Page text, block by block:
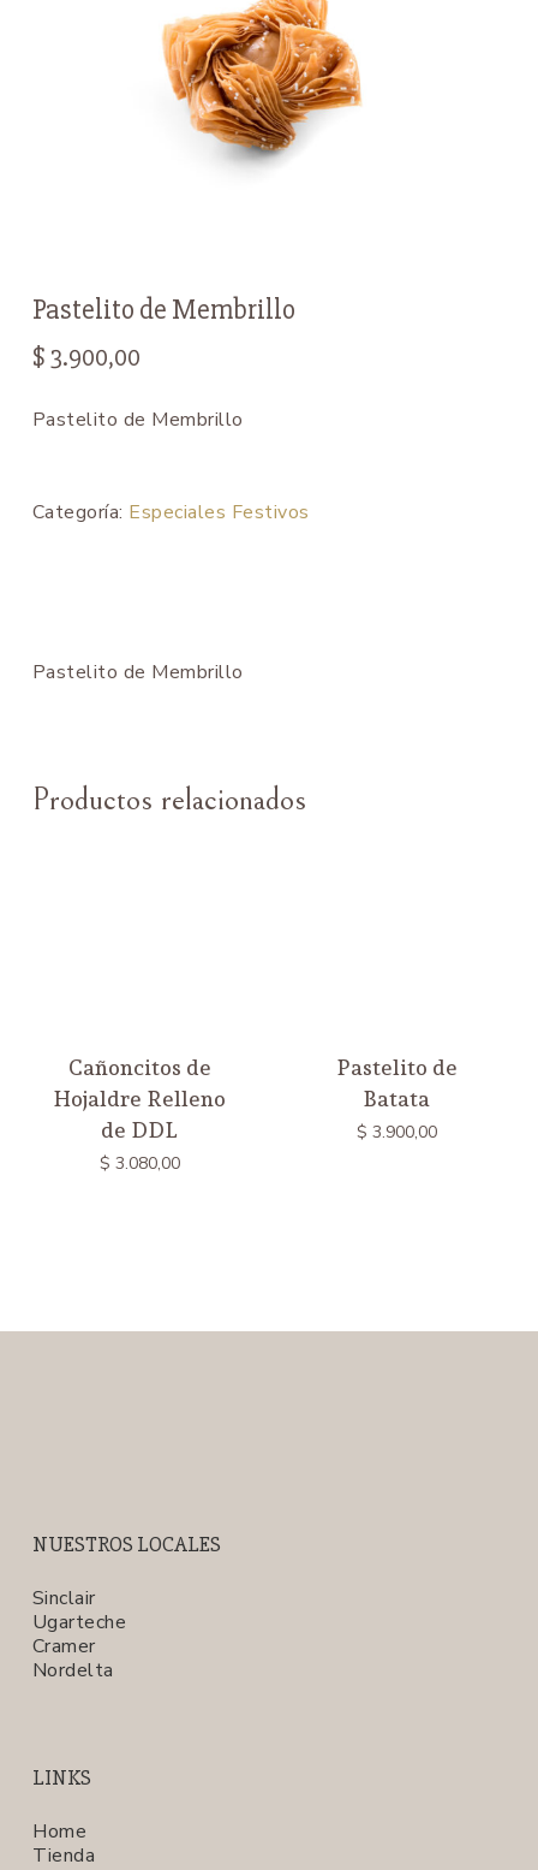
Pastelito de Membrillo
$ 3.900,00
Pastelito de Membrillo
Categoría: Especiales Festivos
Pastelito de Membrillo
Productos relacionados
Cañoncitos de
Hojaldre Relleno
de DDL
$ 3.080,00
Pastelito de
Batata
$ 3.900,00
NUESTROS LOCALES
Sinclair
Ugarteche
Cramer
Nordelta
LINKS
Home
Tienda